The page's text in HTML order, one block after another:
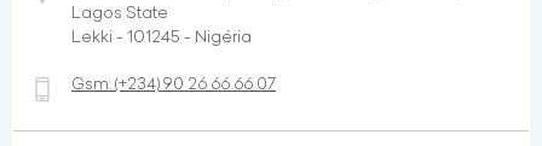
Lagos State
Lekki - 101245 - Nigéria
Gsm:(+234)90 26 66 66 07